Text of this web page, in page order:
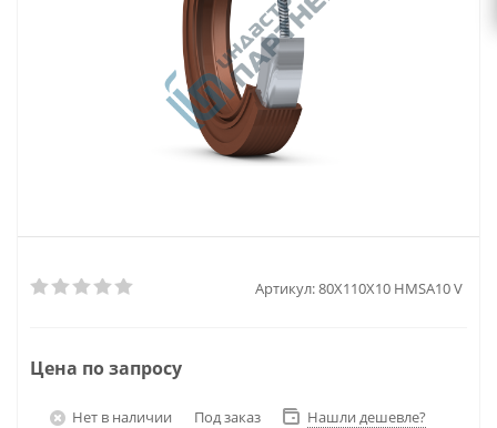
Артикул:80X110X10 HMSA10 V
Цена по запросу
Нет в наличии Под заказ Нашли дешевле?